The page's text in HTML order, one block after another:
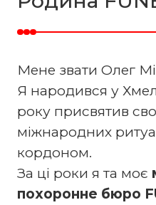
Мене звати Олег
Я народився у
року присвятив
міжнародних
кордоном.
За ці роки я та моє
похоронне бюро